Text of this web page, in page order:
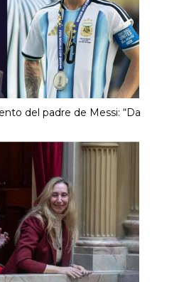
del padre de Messi: “Da